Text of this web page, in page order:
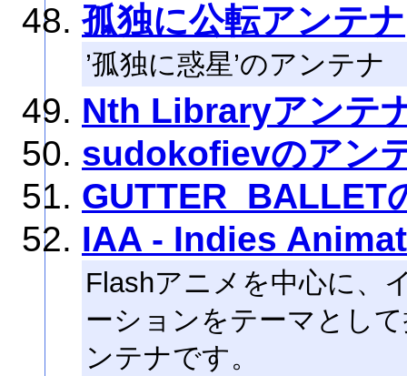
孤独に公転アンテナ
’孤独に惑星’のアンテナ
Nth Libraryアンテ
sudokofievのアン
GUTTER_BALLET
IAA - Indies
Flashアニメを中心に、
ーションをテーマとし
ンテナです。